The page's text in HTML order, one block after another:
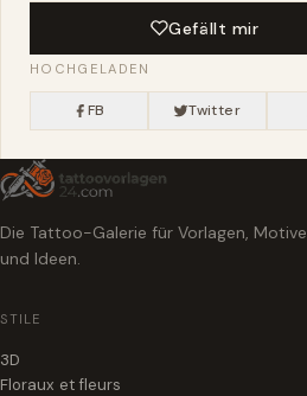
Gefällt mir
HOCHGELADEN
FB Twitter
Die Tattoo-Galerie für Vorlagen, Motive
und Ideen.
STILE
3D
Floraux et fleurs